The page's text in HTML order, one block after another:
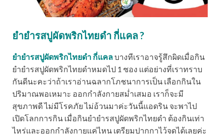
ยำยำรสปูผัดพริกไทยดำ กี่แคล ?
ยำยำรสปูผัดพริกไทยดำ กี่แคลบางทีเราอาจรู้สึกผิดเมื่อกิน
ยำยำรสปูผัดพริกไทยดำหมดไป 1 ซอง แต่อย่างที่เราทราบ
กันดีนะคะว่าถ้าเราอ่านฉลากโภชนาการเป็น เลือกกินใน
ปริมาณพอเหมาะ ออกกำลังกายสม่ำเสมอ เราก็จะมี
สุขภาพดี ไม่มีโรคภัย ไม่อ้วนมาค่ะวันนี้แอดริน จะพาไป
เปิดโลกการกิน เมื่อกินยำยำรสปูผัดพริกไทยดำ ต้องกินเท่า
ไหร่และออกกำลังกายแค่ไหน เตรียมปากกาไว้จดได้เลยค่ะ